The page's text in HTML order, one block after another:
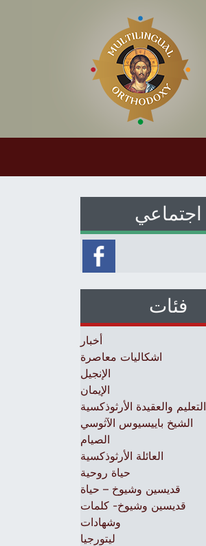
اجتماعي
فئات
أخبار
اشكاليات معاصرة
الإنجيل
الإيمان
التعليم والعقيدة الأرثوذكسية
الشيخ باييسيوس الآثوسي
الصيام
العائلة الأرثوذكسية
حياة روحية
قديسين وشيوخ – حياة
قديسين وشيوخ- كلمات
وشهادات
ليتورجيا